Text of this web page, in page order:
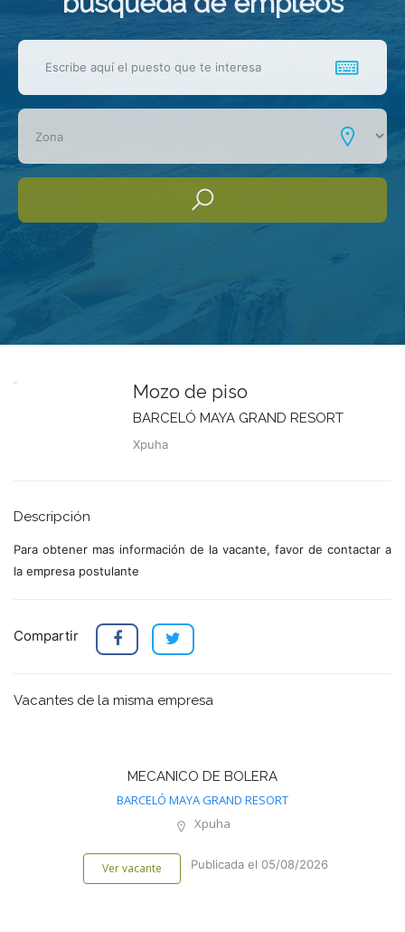
Mozo de piso
BARCELÓ MAYA GRAND RESORT
Xpuha
Descripción
Para obtener mas información de la vacante, favor de contactar a
la empresa postulante
Compartir
Vacantes de la misma empresa
MECANICO DE BOLERA
BARCELÓ MAYA GRAND RESORT
Xpuha
Ver vacante Publicada el 05/08/2026